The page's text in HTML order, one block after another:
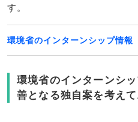
す。
環境省のインターンシップ情報
環境省のインターンシ
善となる独自案を考え